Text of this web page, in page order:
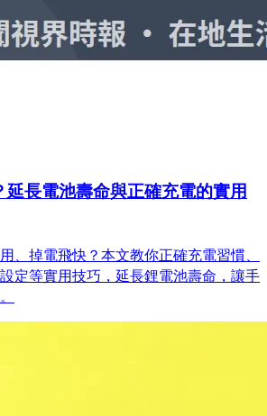
長電池壽命與正確充電的實用
、掉電飛快？本文教你正確充電習慣、
定等實用技巧，延長鋰電池壽命，讓手